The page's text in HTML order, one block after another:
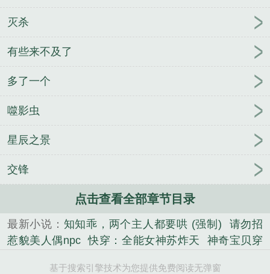
灭杀
有些来不及了
多了一个
噬影虫
星辰之景
交锋
点击查看全部章节目录
最新小说： 知知乖，两个主人都要哄 (强制)
请勿招
惹貌美人偶npc 快穿：全能女神苏炸天
神奇宝贝穿
基于搜索引擎技术为您提供免费阅读无弹窗